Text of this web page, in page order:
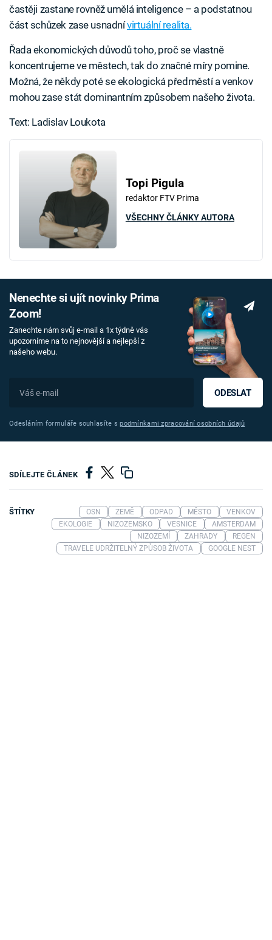
častěji zastane rovněž umělá inteligence – a podstatnou
část schůzek zase usnadnívirtuální realita.
Řada ekonomických důvodů toho, proč se vlastně
koncentrujeme ve městech, tak do značné míry pomine.
Možná, že někdy poté se ekologická předměstí a venkov
mohou zase stát dominantním způsobem našeho života.
Text: Ladislav Loukota
Topi Pigula
redaktor FTV Prima
VŠECHNY ČLÁNKY AUTORA
Nenechte si ujít novinky Prima
Zoom!
Zanechte nám svůj e-mail a 1x týdně vás
upozorníme na to nejnovější a nejlepší z
našeho webu.
ODESLAT
Odesláním formuláře souhlasíte spodmínkami zpracování osobních údajů
SDÍLEJTE ČLÁNEK
ŠTÍTKY OSN ZEMĚ ODPAD MĚSTO
VENKOV
EKOLOGIE
NIZOZEMSKO VESNICE
AMSTERDAM
NIZOZEMÍ
ZAHRADY
REGEN
TRAVELE UDRŽITELNÝ ZPŮSOB ŽIVOTA
GOOGLE NEST